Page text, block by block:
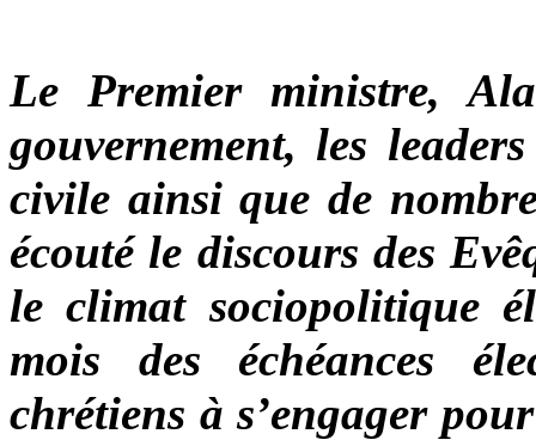
Le Premier ministre,
gouvernement, les
civile ainsi que de
écouté le discours des
le climat sociopolitique
mois des échéances
chrétiens à s’engager